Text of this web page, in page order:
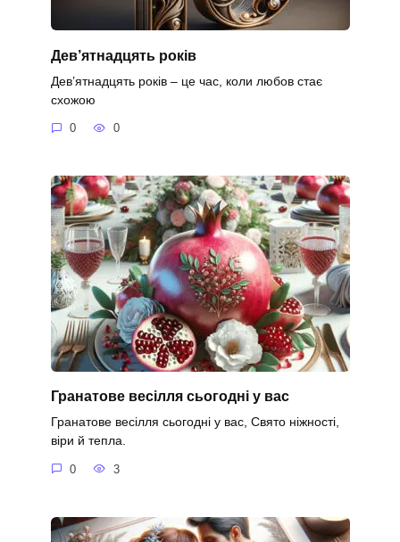
Дев’ятнадцять років
Дев’ятнадцять років – це час, коли любов стає
схожою
0 0
Гранатове весілля сьогодні у вас
Гранатове весілля сьогодні у вас, Свято ніжності,
віри й тепла.
0 3